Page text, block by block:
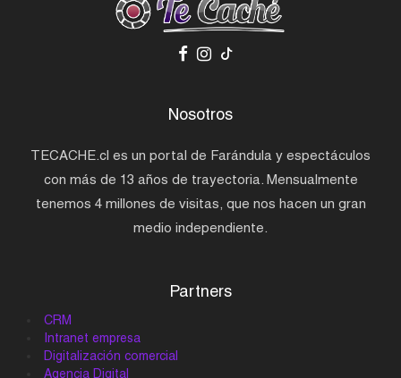
Nosotros
TECACHE.cl es un portal de Farándula y espectáculos
con más de 13 años de trayectoria. Mensualmente
tenemos 4 millones de visitas, que nos hacen un gran
medio independiente.
Partners
CRM
Intranet empresa
Digitalización comercial
Agencia Digital